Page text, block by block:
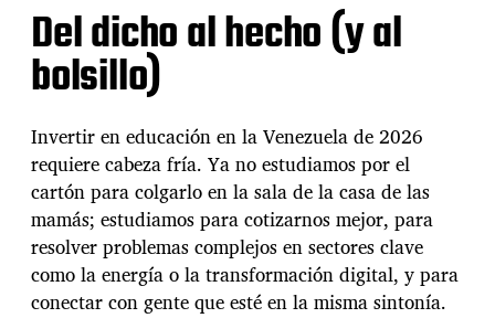
Del dicho al hecho (y al
bolsillo)
Invertir en educación en la Venezuela de 2026
requiere cabeza fría. Ya no estudiamos por el
cartón para colgarlo en la sala de la casa de las
mamás; estudiamos para cotizarnos mejor, para
resolver problemas complejos en sectores clave
como la energía o la transformación digital, y para
conectar con gente que esté en la misma sintonía.